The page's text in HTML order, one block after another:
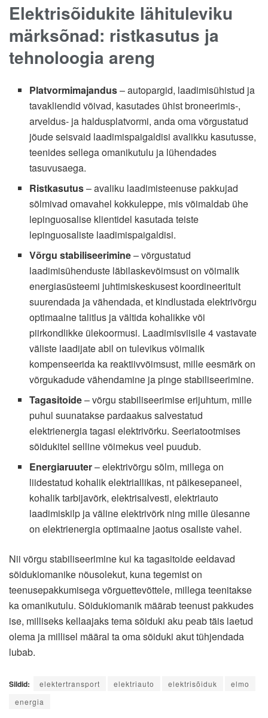
Elektrisõidukite lähituleviku
märksõnad: ristkasutus ja
tehnoloogia areng
Platvormimajandus– autopargid, laadimisühistud ja
tavakliendid võivad, kasutades ühist broneerimis‑,
arveldus- ja haldusplatvormi, anda oma võrgustatud
jõude seisvaid laadimispaigaldisi avalikku kasutusse,
teenides sellega omanikutulu ja lühendades
tasuvusaega.
Ristkasutus– avaliku laadimisteenuse pakkujad
sõlmivad omavahel kokkuleppe, mis võimaldab ühe
lepinguosalise klientidel kasutada teiste
lepinguosaliste laadimispaigaldisi.
Võrgu stabiliseerimine– võrgustatud
laadimisühenduste läbilaskevõimsust on võimalik
energiasüsteemi juhtimiskeskusest koordineeritult
suurendada ja vähendada, et kindlustada elektrivõrgu
optimaalne talitlus ja vältida kohalikke või
piirkondlikke ülekoormusi. Laadimisviisile 4 vastavate
väliste laadijate abil on tulevikus võimalik
kompenseerida ka reaktiivvõimsust, mille eesmärk on
võrgukadude vähendamine ja pinge stabiliseerimine.
Tagasitoide– võrgu stabiliseerimise erijuhtum, mille
puhul suunatakse pardaakus salvestatud
elektrienergia tagasi elektrivõrku. Seeriatootmises
sõidukitel selline võimekus veel puudub.
Energiaruuter– elektrivõrgu sõlm, millega on
liidestatud kohalik elektriallikas, nt päikesepaneel,
kohalik tarbijavõrk, elektrisalvesti, elektriauto
laadimiskilp ja väline elektrivõrk ning mille ülesanne
on elektrienergia optimaalne jaotus osaliste vahel.
Nii võrgu stabiliseerimine kui ka tagasitoide eeldavad
sõidukiomanike nõusolekut, kuna tegemist on
teenusepakkumisega võrguettevõttele, millega teenitakse
ka omanikutulu. Sõidukiomanik määrab teenust pakkudes
ise, milliseks kellaajaks tema sõiduki aku peab täis laetud
olema ja millisel määral ta oma sõiduki akut tühjendada
lubab.
Sildid: elektertransport elektriauto elektrisõiduk
elmo
energia